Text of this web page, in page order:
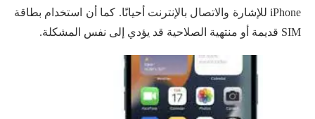
iPhone للإشارة والاتصال بالإنترنت أحيانًا. كما أن استخدام بطاقة
SIM قديمة أو منتهية الصلاحية قد يؤدي إلى نفس المشكلة.